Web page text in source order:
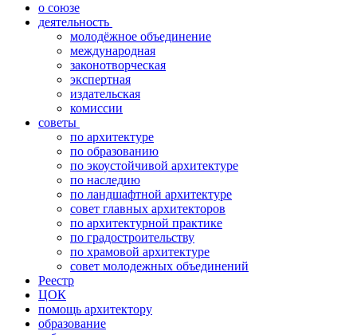
о союзе
деятельность
молодёжное объединение
международная
законотворческая
экспертная
издательская
комиссии
советы
по архитектуре
по образованию
по экоустойчивой архитектуре
по наследию
по ландшафтной архитектуре
совет главных архитекторов
по архитектурной практике
по градостроительству
по храмовой архитектуре
совет молодежных объединений
Реестр
ЦОК
помощь архитектору
образование